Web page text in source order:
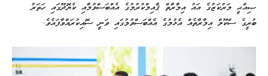
ޞިއްޙީ މަރުކަޒުގެ އައު އިމާރާތް ޤާއިމްކުރުމުގެ އެއްބަސްވުމާއި ކެޔޮދޫގައި ހަތަރު
ބުރީގެ ސްކޫލް އިމާރާތެއް އެޅުމުގެ އެއްބަސްވުމުގައި ވަނީ ސޮއިކުރައްވާފައެވެ.